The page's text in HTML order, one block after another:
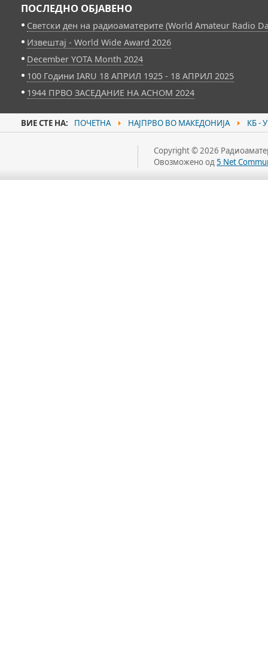
ПОСЛЕДНО ОБЈАВЕНО
Светски ден на радиоаматерите (World Amateur Radio
Извештај - World Wide Award 2026
December YOTA Month 2024
100 Години IARU 18 АПРИЛ 1925 - 18 АПРИЛ 2025
1944 ПРВО ЗАСЕДАНИЕ НА АСНОМ 2024
ВИЕ СТЕ НА: ПОЧЕТНА НАЈПРВО ВО МАКЕДОНИЈА КБ -
Copyright © 2026
Овозможено од5 Net